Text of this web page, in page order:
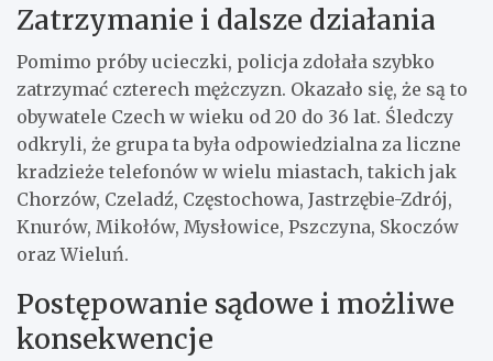
Zatrzymanie i dalsze działania
Pomimo próby ucieczki, policja zdołała szybko
zatrzymać czterech mężczyzn. Okazało się, że są to
obywatele Czech w wieku od 20 do 36 lat. Śledczy
odkryli, że grupa ta była odpowiedzialna za liczne
kradzieże telefonów w wielu miastach, takich jak
Chorzów, Czeladź, Częstochowa, Jastrzębie-Zdrój,
Knurów, Mikołów, Mysłowice, Pszczyna, Skoczów
oraz Wieluń.
Postępowanie sądowe i możliwe
konsekwencje